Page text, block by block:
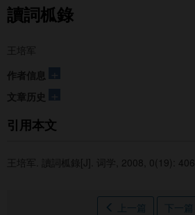
讀詞柧錄
王培军
作者信息
文章历史
引用本文
王培军. 讀詞柧錄[J]. 词学, 2008, 0(19): 406
上一篇 下一篇